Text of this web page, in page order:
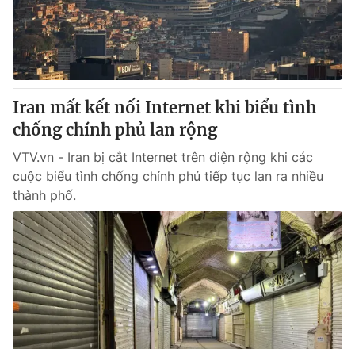
Thị trường 24h Tấm lòng Việt
VTV4 Vươn mình bằng AI
VTV9 VTV8
Liên hệ tòa soạn English
THỜI BÁO VTV
Theo dõi báo trên
Iran mất kết nối Internet khi biểu tình
chống chính phủ lan rộng
VTV.vn - Iran bị cắt Internet trên diện rộng khi các
cuộc biểu tình chống chính phủ tiếp tục lan ra nhiều
thành phố.